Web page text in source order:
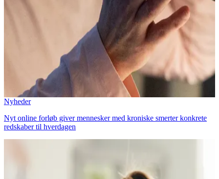
Nyheder
Nyt online forløb giver mennesker med kroniske smerter konkrete
redskaber til hverdagen